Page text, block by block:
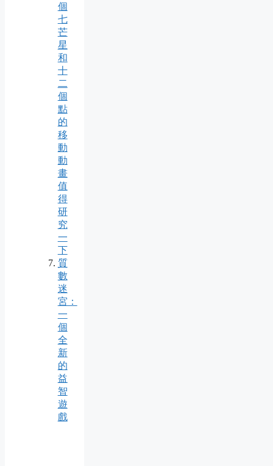
個
七
芒
星
和
十
二
個
點
的
移
動
動
畫
值
得
研
究
一
下
質
數
迷
宮：
一
個
全
新
的
益
智
遊
戲